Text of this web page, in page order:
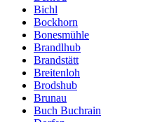
Bichl
Bockhorn
Bonesmühle
Brandlhub
Brandstätt
Breitenloh
Brodshub
Brunau
Buch Buchrain